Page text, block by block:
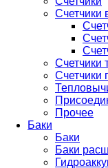
Счетчики
Счетчики
Счетчики
Прочее
Баки
Баки
Баки